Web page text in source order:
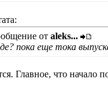
от aleks...
пока еще тока
Главное, что начало